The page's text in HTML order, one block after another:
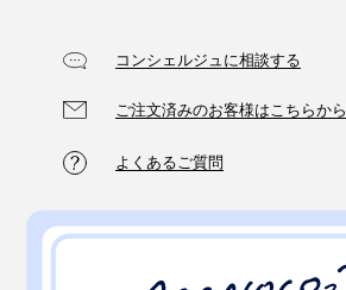
コンシェルジュに相談する
ご注文済みのお客様はこちらから
よくあるご質問